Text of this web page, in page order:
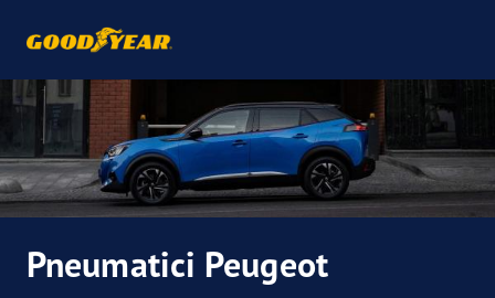
Pneumatici Peugeot